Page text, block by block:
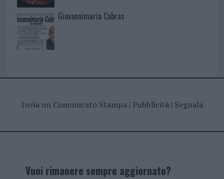
Giovannimaria Cabras
Invia un Comunicato Stampa| Pubblicità| Segnala
Vuoi rimanere sempre aggiornato?